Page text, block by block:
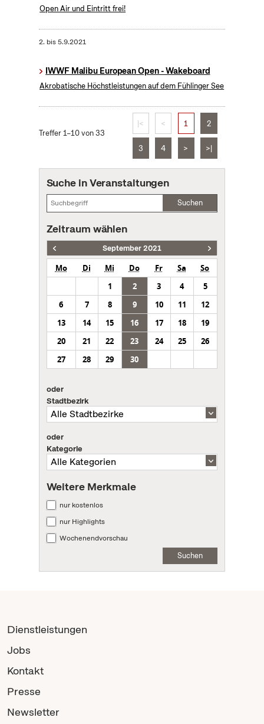
Open Air und Eintritt frei!
2. bis5.9.2021
IWWF Malibu European Open - Wakeboard
Akrobatische Höchstleistungen auf dem Fühlinger See
Treffer 1–10 von 33
|< < 1 2
3 4 > >|
Suche in Veranstaltungen
Suchen
Zeitraum wählen
September 2021
Mo Di Mi Do Fr Sa
So
1
2 3 4
5
6
7 8 9 10 11
12
13
14 15 16 17 18
19
20
21 22 23 24 25
26
27
28 29 30
oder
Stadtbezirk
oder
Kategorie
Weitere Merkmale
nur kostenlos
nur Highlights
Wochenendvorschau
Suchen
Dienstleistungen
Jobs
Kontakt
Presse
Newsletter